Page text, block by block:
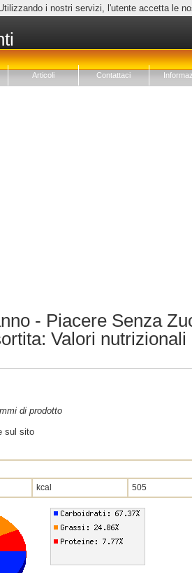
i nostri servizi, l'utente accetta le
Articoli Contattaci
- Piacere Senza
Valori nutrizionali
di prodotto
sul sito
kcal 505